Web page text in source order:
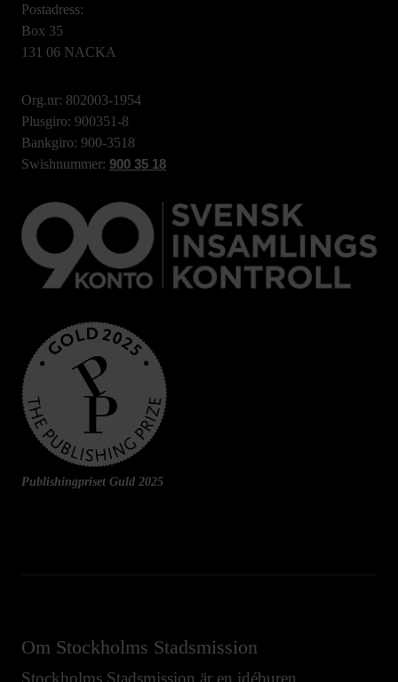
Postadress:
Box 35
131 06 NACKA
Org.nr: 802003-1954
Plusgiro: 900351-8
Bankgiro: 900-3518
Swishnummer: 900 35 18
Publishingpriset Guld 2025
Om Stockholms Stadsmission
Stockholms Stadsmission är en idéburen